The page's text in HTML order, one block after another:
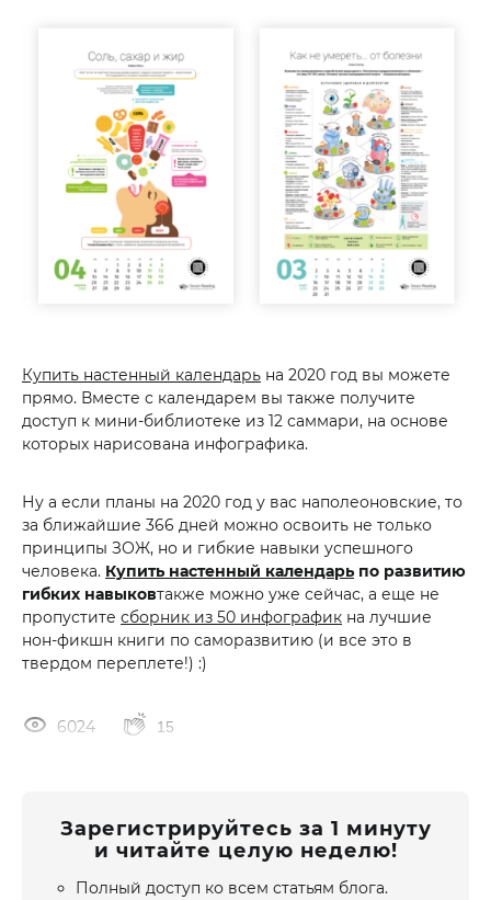
Купить настенный календарь на 2020 год вы можете
прямо. Вместе с календарем вы также получите
доступ к мини-библиотеке из 12 саммари, на основе
которых нарисована инфографика.
Ну а если планы на 2020 год у вас наполеоновские, то
за ближайшие 366 дней можно освоить не только
принципы ЗОЖ, но и гибкие навыки успешного
человека. Купить настенный календарь по развитию
гибких навыковтакже можно уже сейчас, а еще не
пропустите сборник из 50 инфографик на лучшие
нон-фикшн книги по саморазвитию (и все это в
твердом переплете!) :)
6024 15
Зарегистрируйтесь за 1 минуту
и читайте целую неделю!
Полный доступ ко всем статьям блога.